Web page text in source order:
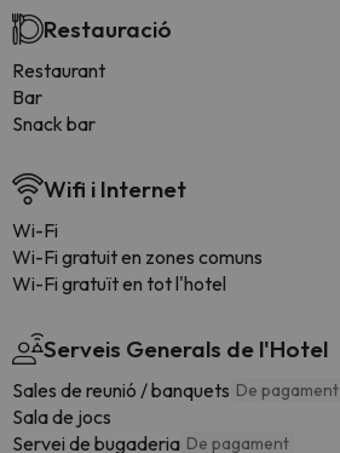
Restauració
Restaurant
Bar
Snack bar
Wifi i Internet
Wi-Fi
Wi-Fi gratuit en zones comuns
Wi-Fi gratuït en tot l'hotel
Serveis Generals de l'Hotel
Sales de reunió / banquets De pagament
Sala de jocs
Servei de bugaderia De pagament